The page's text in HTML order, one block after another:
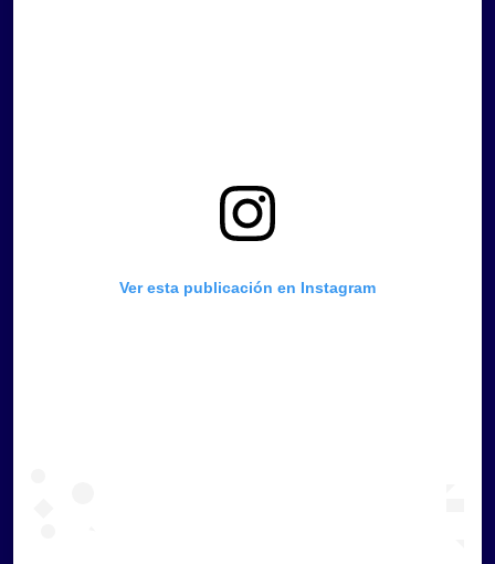
Ver esta publicación en Instagram